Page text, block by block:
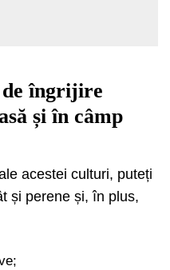
îngrijire
și în câmp
acestei culturi, puteți
și perene și, în plus,